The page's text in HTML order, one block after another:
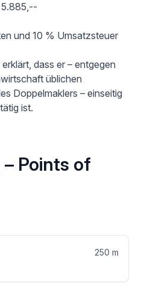
und 10 % Umsatzsteuer
dass er – entgegen
üblichen
Doppelmaklers – einseitig
Points of
250 m